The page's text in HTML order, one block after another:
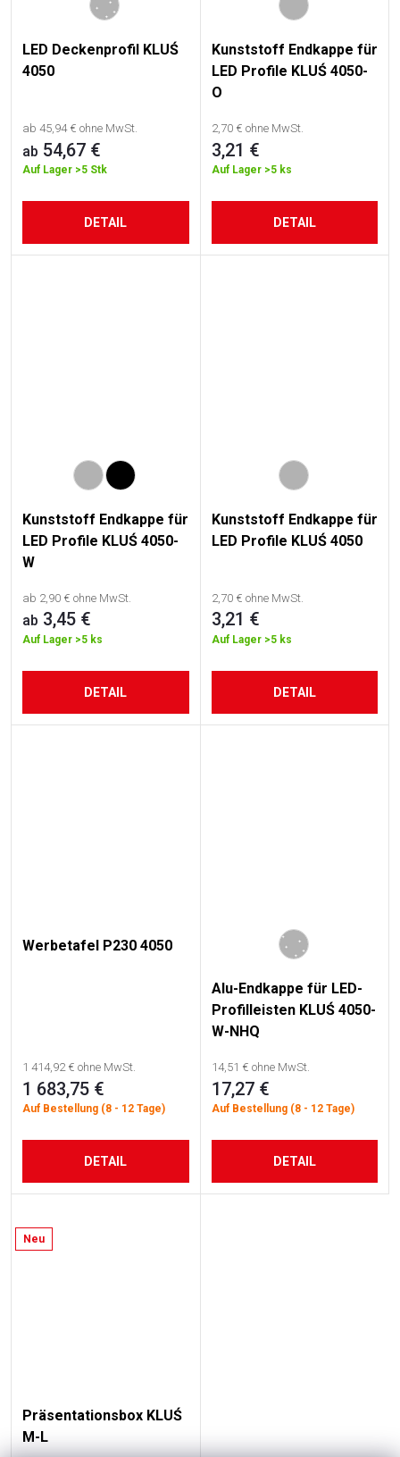
LED Deckenprofil KLUŚ
4050
ab 45,94 € ohne MwSt.
ab 54,67 €
Auf Lager >5 Stk
DETAIL
Kunststoff Endkappe für
LED Profile KLUŚ 4050-
O
2,70 € ohne MwSt.
3,21 €
Auf Lager >5 ks
DETAIL
Kunststoff Endkappe für
LED Profile KLUŚ 4050-
W
ab 2,90 € ohne MwSt.
ab 3,45 €
Auf Lager >5 ks
DETAIL
Kunststoff Endkappe für
LED Profile KLUŚ 4050
2,70 € ohne MwSt.
3,21 €
Auf Lager >5 ks
DETAIL
Werbetafel P230 4050
1 414,92 € ohne MwSt.
1 683,75 €
Auf Bestellung (8 - 12 Tage)
DETAIL
Alu-Endkappe für LED-
Profilleisten KLUŚ 4050-
W-NHQ
14,51 € ohne MwSt.
17,27 €
Auf Bestellung (8 - 12 Tage)
DETAIL
Neu
Präsentationsbox KLUŚ
M-L